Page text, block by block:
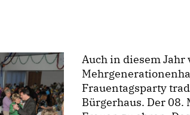
Auch in diesem Jahr
Frauentagsparty
Bürgerhaus. Der 08.